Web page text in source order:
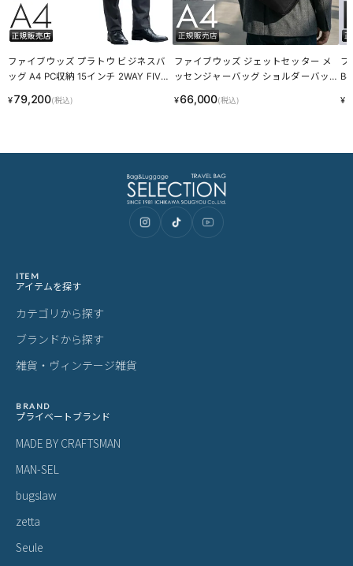
ファイブウッズ プラトウ ビジネスバ
ッグ A4 PC収納 15インチ 2WAY FIVE
¥79,200(税込)
ファイブウッズ ジェットセッター メ
ッセンジャーバッグ ショルダーバッ
JETSETTER 39516
¥66,000(税込)
フ
¥
ITEM
アイテムを探す
カテゴリから探す
ブランドから探す
雑貨・ヴィンテージ雑貨
BRAND
プライベートブランド
MADE BY CRAFTSMAN
MAN-SEL
bugslaw
zetta
Seule